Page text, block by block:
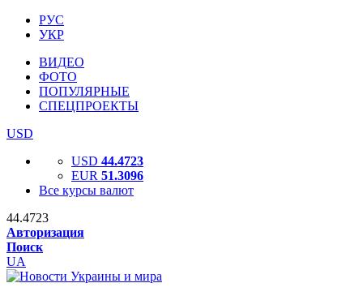
РУС
УКР
ВИДЕО
ФОТО
ПОПУЛЯРНЫЕ
СПЕЦПРОЕКТЫ
USD
USD 44.4723
EUR 51.3096
Все курсы валют
44.4723
Авторизация
Поиск
UA